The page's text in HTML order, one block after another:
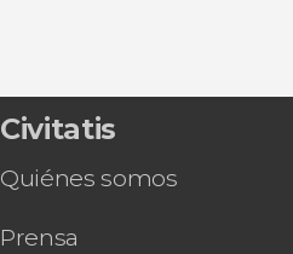
Civitatis
Quiénes somos
Prensa